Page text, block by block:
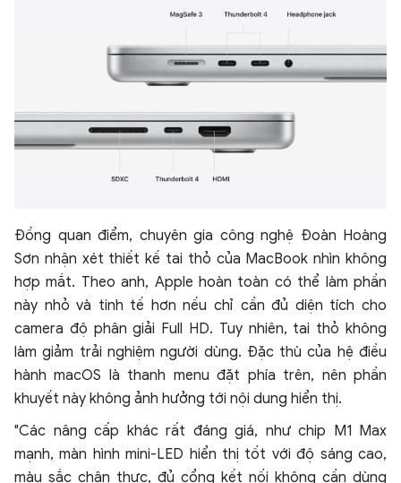
Đồng quan điểm, chuyên gia công nghệ Đoàn Hoàng
Sơn nhận xét thiết kế tai thỏ của MacBook nhìn không
hợp mắt. Theo anh, Apple hoàn toàn có thể làm phần
này nhỏ và tinh tế hơn nếu chỉ cần đủ diện tích cho
camera độ phân giải Full HD. Tuy nhiên, tai thỏ không
làm giảm trải nghiệm người dùng. Đặc thù của hệ điều
hành macOS là thanh menu đặt phía trên, nên phần
khuyết này không ảnh hưởng tới nội dung hiển thị.
"Các nâng cấp khác rất đáng giá, như chip M1 Max
mạnh, màn hình mini-LED hiển thị tốt với độ sáng cao,
màu sắc chân thực, đủ cổng kết nối không cần dùng